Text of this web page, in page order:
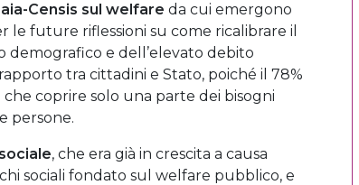
Censis sul welfare da cui emergono
future riflessioni su come ricalibrare il
demografico e dell’elevato debito
tra cittadini e Stato, poiché il 78%
coprire solo una parte dei bisogni
persone.
, che era già in crescita a causa
sociali fondato sul welfare pubblico, e